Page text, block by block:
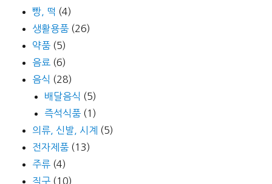
빵, 떡 (4)
생활용품 (26)
약품 (5)
음료 (6)
음식 (28)
배달음식 (5)
즉석식품 (1)
의류, 신발, 시계 (5)
전자제품 (13)
주류 (4)
직구 (10)